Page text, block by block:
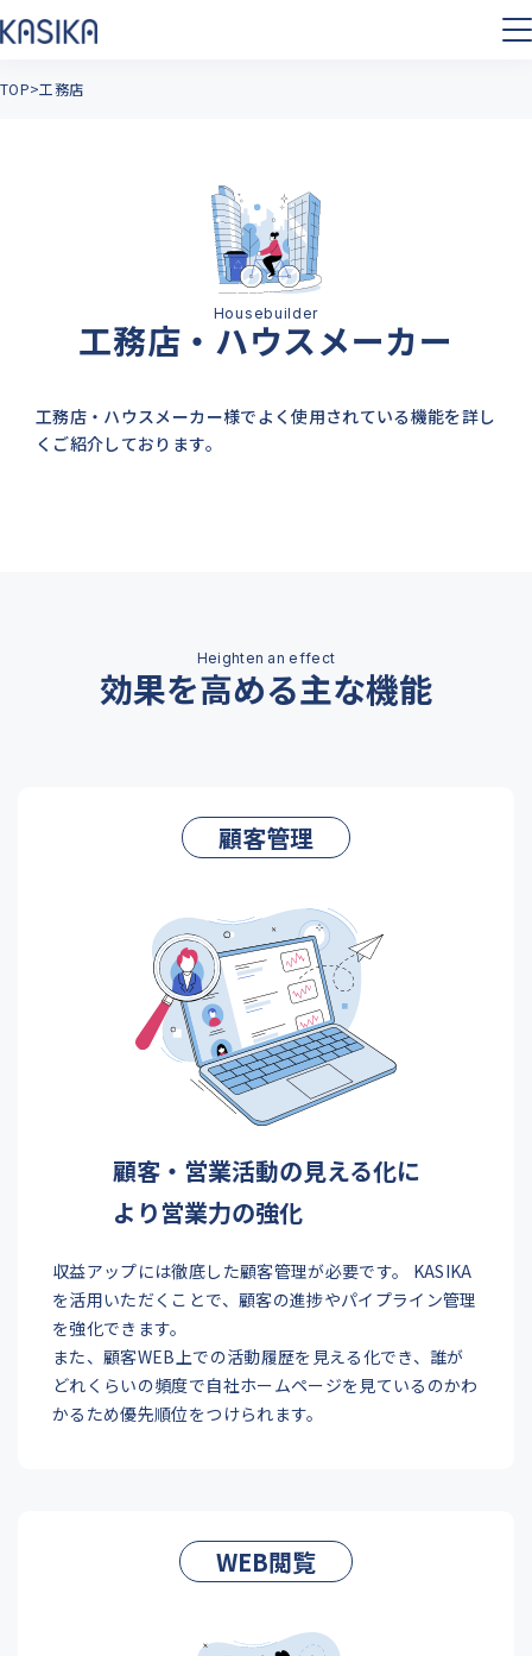
TOP 工務店
工務店・ハウスメーカー
工務店・ハウスメーカー様でよく使用されている機能を詳し
くご紹介しております。
効果を高める主な機能
顧客管理
顧客・営業活動の見える化に
より営業力の強化
収益アップには徹底した顧客管理が必要です。 KASIKA
を活用いただくことで、顧客の進捗やパイプライン管理
を強化できます。
また、顧客WEB上での活動履歴を見える化でき、誰が
どれくらいの頻度で自社ホームページを見ているのかわ
かるため優先順位をつけられます。
WEB閲覧